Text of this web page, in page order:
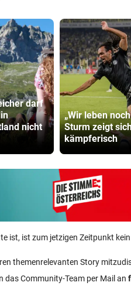
darf
nicht
„Wir leben
Sturm zeigt
kämpferisch
ist, ist zum jetzigen Zeitpunkt
themenrelevanten Story
das Community-Team per Mail an